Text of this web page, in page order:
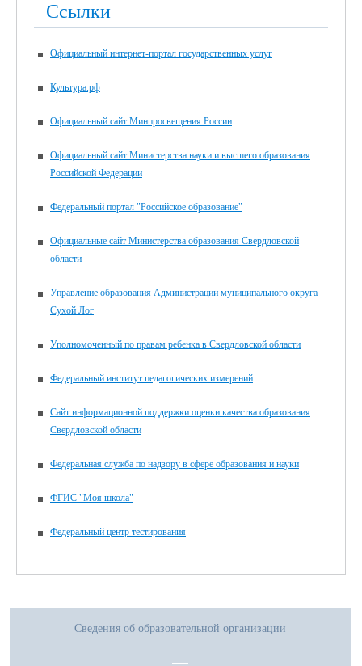
Ссылки
Официальный интернет-портал государственных услуг
Культура.рф
Официальный сайт Минпросвещения России
Официальный сайт Министерства науки и высшего образования
Российской Федерации
Федеральный портал "Российское образование"
Официальные сайт Министерства образования Свердловской
области
Управление образования Администрации муниципального округа
Сухой Лог
Уполномоченный по правам ребенка в Свердловской области
Федеральный институт педагогических измерений
Сайт информационной поддержки оценки качества образования
Свердловской области
Федеральная служба по надзору в сфере образования и науки
ФГИС "Моя школа"
Федеральный центр тестирования
Сведения об образовательной организации